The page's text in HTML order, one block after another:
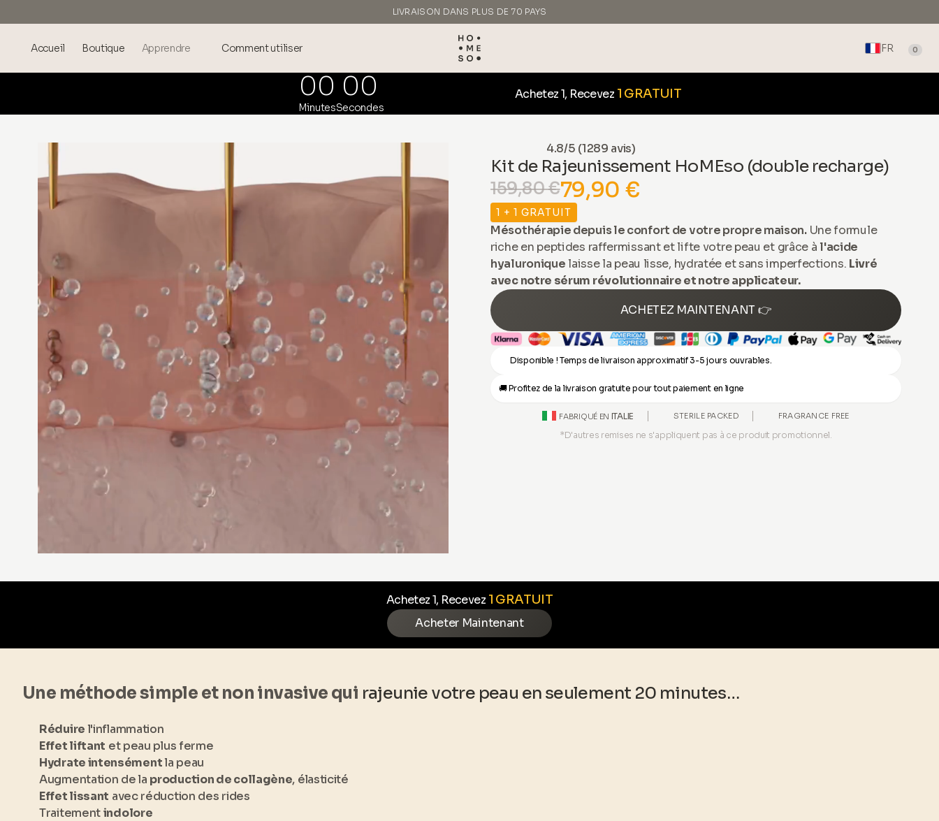
LIVRAISON DANS PLUS DE 70 PAYS
FABRIQUÉ EN ITALIE
Accueil Boutique Apprendre
Events
® Acide Hyaluronique Soniqué
bienfaits
À propos de nous
Comment utiliser FR 0
00
Minutes
00
Secondes
Achetez 1, Recevez 1 GRATUIT
4.8/5 (1289 avis)
Kit de Rajeunissement HoMEso (double recharge)
159,80 €79,90 €
1 + 1 GRATUIT
Mésothérapie depuis le confort de votre propre maison.Une formule
riche en peptides raffermissant et lifte votre peau et grâce à l'acide
hyaluroniquelaisse la peau lisse, hydratée et sans imperfections. Livré
avec notre sérum révolutionnaire et notre applicateur.
ACHETEZ MAINTENANT 👉
Disponible ! Temps de livraison approximatif 3-5 jours ouvrables.
🚚 Profitez de la livraison gratuite pour tout paiement en ligne
FABRIQUÉ EN ITALIE STERILE PACKED FRAGRANCE FREE
*D'autres remises ne s'appliquent pas à ce produit promotionnel.
Achetez 1, Recevez 1 GRATUIT
Acheter Maintenant
Une méthode simple et non invasive qui rajeunie votre peau en seulement 20 minutes…
Réduire l'inflammation
Effet liftant et peau plus ferme
Hydrate intensémentla peau
Augmentation de la production de collagène, élasticité
Effet lissant avec réduction des rides
Traitementindolore